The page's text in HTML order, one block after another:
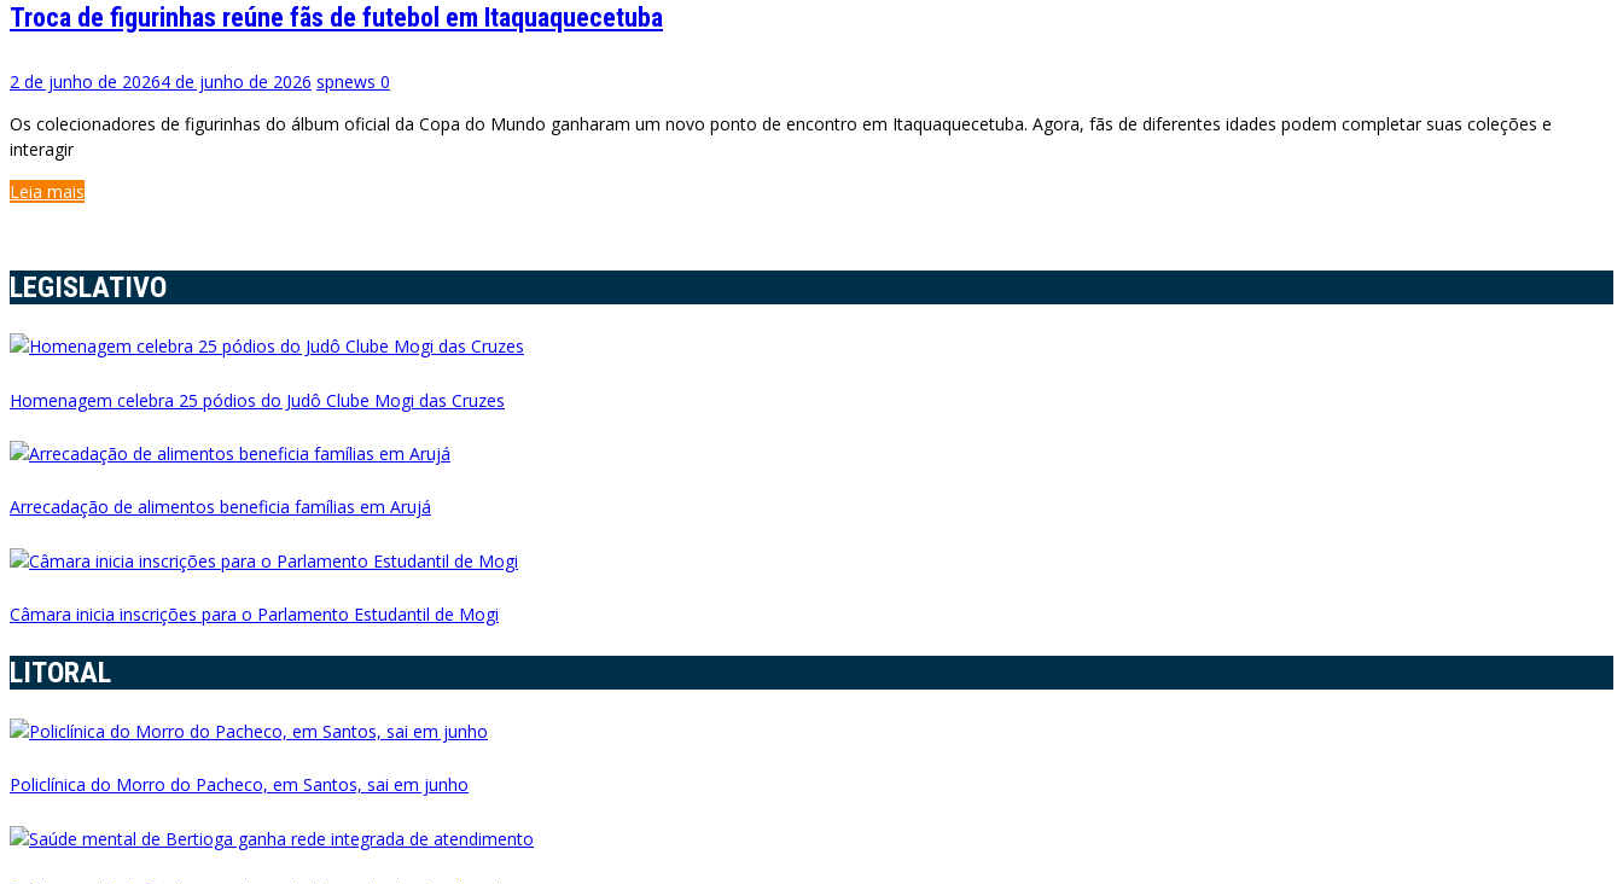
Troca de figurinhas reúne fãs de futebol em Itaquaquecetuba
2 de junho de 20264 de junho de 2026 spnews 0
Os colecionadores de figurinhas do álbum oficial da Copa do Mundo ganharam um novo ponto de encontro em Itaquaquecetuba. Agora, fãs de diferentes idades podem completar suas coleções e
interagir
Leia mais
LEGISLATIVO
Homenagem celebra 25 pódios do Judô Clube Mogi das Cruzes
Arrecadação de alimentos beneficia famílias em Arujá
Câmara inicia inscrições para o Parlamento Estudantil de Mogi
LITORAL
Policlínica do Morro do Pacheco, em Santos, sai em junho